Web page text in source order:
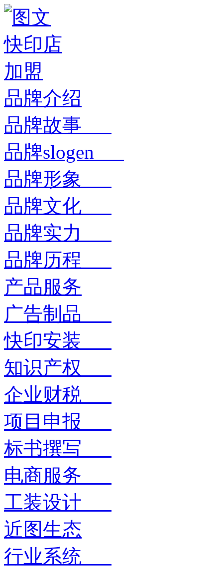
品牌介绍
品牌故事
品牌slogen
品牌形象
品牌文化
品牌实力
品牌历程
产品服务
广告制品
快印安装
知识产权
企业财税
项目申报
标书撰写
电商服务
工装设计
近图生态
行业系统